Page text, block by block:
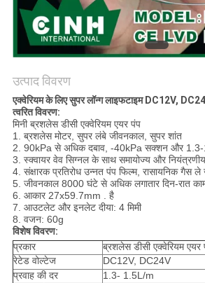
उत्पाद विवरण
एक्वेरियम के लिए सुपर लॉन्ग लाइफटाइम DC12V,
त्वरित विवरण:
मिनी ब्रशलेस डीसी एक्वेरियम एयर पंप
1. ब्रशलेस मोटर, सुपर लंबे जीवनकाल, सुपर शांत
2. 90kPa से अधिक दबाव, -40kPa सक्शन और 1.3-
3. स्क्वायर वेव सिग्नल के साथ समायोज्य और
4. संक्षारक प्रतिरोध उन्नत पंप फिल्म, रासायनिक गैस
5. जीवनकाल 8000 घंटे से अधिक लगातार दिन-रात
6. आकार 27x59.7mm . है
7. आउटलेट और इनलेट दीया: 4 मिमी
8. वजन: 60g
विशेष विवरण:
प्रकार
ब्रशलेस डीसी एक्वेरियम एयर
रेटेड वोल्टेज
DC12V, DC24V
प्रवाह की दर
1.3- 1.5L/m